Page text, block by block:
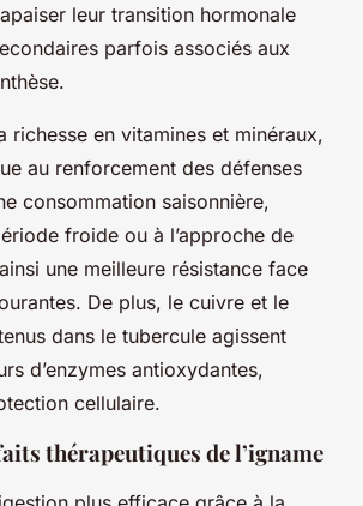
leur transition hormonale
parfois associés aux
richesse en vitamines et minéraux,
au renforcement des défenses
consommation saisonnière,
froide ou à l’approche de
une meilleure résistance face
De plus, le cuivre et le
dans le tubercule agissent
d’enzymes antioxydantes,
cellulaire.
thérapeutiques de l’igname